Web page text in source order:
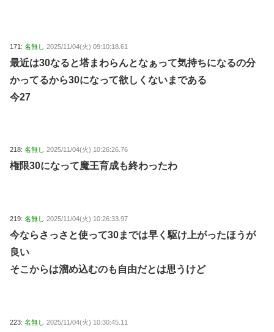
171: 名無し 2025/11/04(火) 09:10:18.61
最近は30なると塔まわらんとなぁって気持ちになるの分
かってるから30になって欲しくないまである
今27
218: 名無し 2025/11/04(火) 10:26:26.76
権限30になって魔王育成も終わったわ
219: 名無し 2025/11/04(火) 10:26:33.97
今ならさっさと使って30までは早く駆け上がったほうが
良い
そこからは溜め込むのも自由だとは思うけど
223: 名無し 2025/11/04(火) 10:30:45.11